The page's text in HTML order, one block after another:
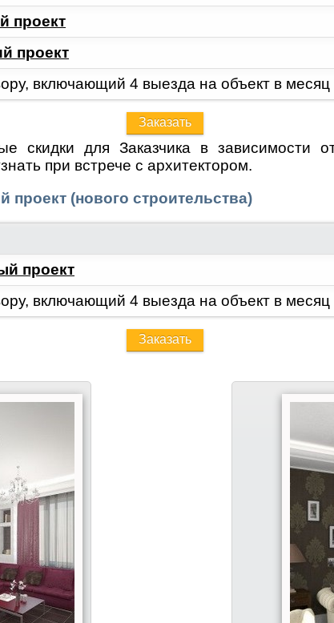
проект
проект
включающий 4 выезда на объект в месяц
Заказать
скидки для Заказчика в зависимости
при встрече с архитектором.
проект (нового строительства)
проект
включающий 4 выезда на объект в месяц
Заказать